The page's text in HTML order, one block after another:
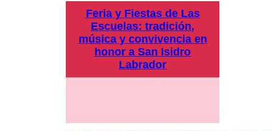
Feria y Fiestas de Las
Escuelas: tradición,
música y convivencia en
honor a San Isidro
Labrador